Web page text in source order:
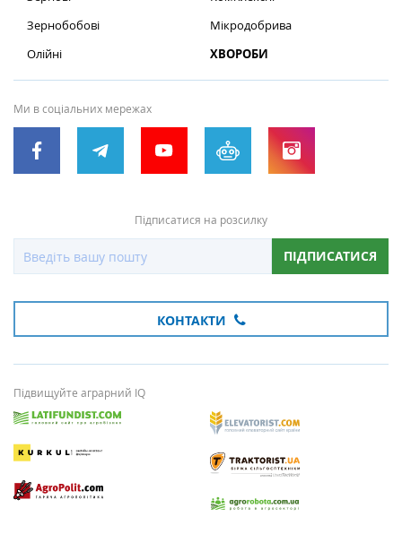
Зернобобові
Олійні
Мікродобрива
ХВОРОБИ
Ми в соціальних мережах
Підписатися на розсилку
ПІДПИСАТИСЯ
КОНТАКТИ
Підвищуйте аграрний IQ